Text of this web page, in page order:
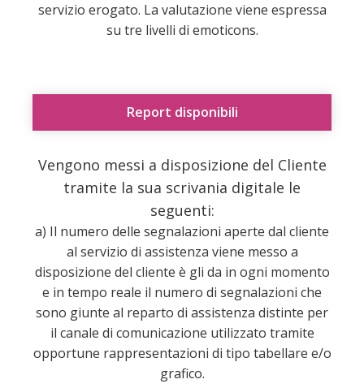
servizio erogato. La valutazione viene espressa
su tre livelli di emoticons.
Report disponibili
Vengono messi a disposizione del Cliente
tramite la sua scrivania digitale le
seguenti:
a) Il numero delle segnalazioni aperte dal cliente
al servizio di assistenza viene messo a
disposizione del cliente è gli da in ogni momento
e in tempo reale il numero di segnalazioni che
sono giunte al reparto di assistenza distinte per
il canale di comunicazione utilizzato tramite
opportune rappresentazioni di tipo tabellare e/o
grafico.